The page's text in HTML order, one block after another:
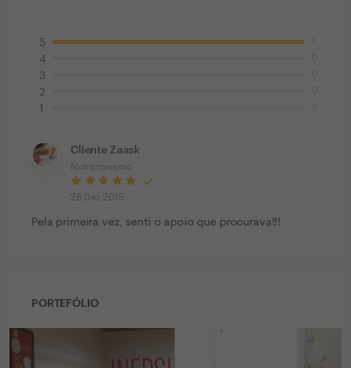
5
4
3
2
1
Cliente Zaask
Nutricionismo
28 Dez 2015
Pela primeira vez, senti o apoio que procurava!!!
PORTEFÓLIO